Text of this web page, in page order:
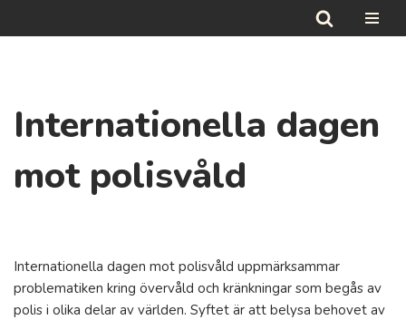
Internationella dagen
mot polisvåld
Internationella dagen mot polisvåld uppmärksammar
problematiken kring övervåld och kränkningar som begås av
polis i olika delar av världen. Syftet är att belysa behovet av